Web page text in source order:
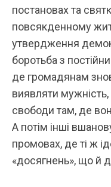
постановах та
повсякденному
утвердження
боротьба з
де громадянам
виявляти
свободи там, де
А потім інші
промовах, де ті ж
«досягнень», що й